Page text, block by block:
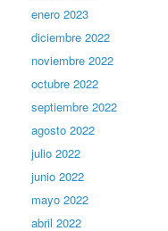
enero 2023
diciembre 2022
noviembre 2022
octubre 2022
septiembre 2022
agosto 2022
julio 2022
junio 2022
mayo 2022
abril 2022